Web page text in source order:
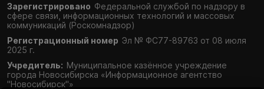
Зарегистрировано Федеральной службой по надзору в
сфере связи, информационных технологий и массовых
коммуникаций (Роскомнадзор)
Регистрационный номер Эл № ФС77-89763 от 08 июля
2025 г.
Учредитель: Муниципальное казённое учреждение
города Новосибирска «Информационное агентство
"Новосибирск"»